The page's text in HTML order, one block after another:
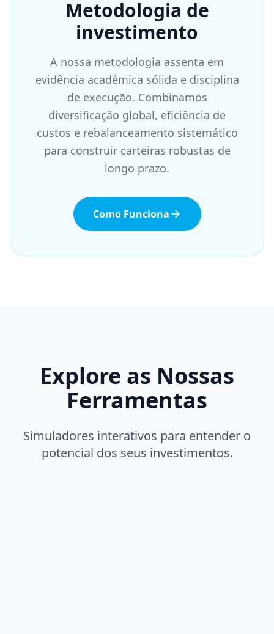
Metodologia de
investimento
A nossa metodologia assenta em
evidência académica sólida e disciplina
de execução. Combinamos
diversificação global, eficiência de
custos e rebalanceamento sistemático
para construir carteiras robustas de
longo prazo.
Como Funciona
Explore as Nossas
Ferramentas
Simuladores interativos para entender o
potencial dos seus investimentos.